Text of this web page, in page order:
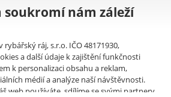
soukromí nám záleží
ráj, s.r.o. IČO 48171930,
a další údaje k zajištění funkčnosti
k personalizaci obsahu a reklam,
médií a analýze naší návštěvnosti.
web používáte, sdílíme se svými partnery